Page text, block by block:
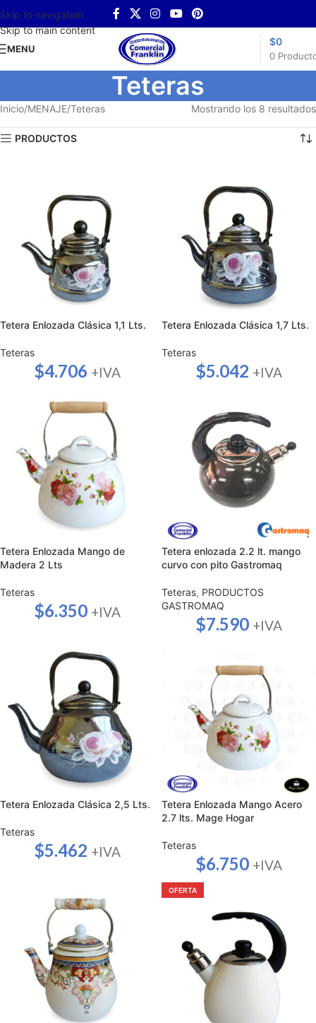
Skip to navigation
Skip to main content
MENU
0
$0
Teteras
Inicio MENAJE Teteras Mostrando los 8 resultados
PRODUCTOS
Tetera Enlozada Clásica 1,1 Lts.
Teteras
$4.706 +IVA
Tetera Enlozada Clásica 1,7 Lts.
Teteras
$5.042 +IVA
Tetera Enlozada Mango de
Madera 2 Lts
Teteras
$6.350 +IVA
Tetera enlozada 2.2 lt. mango
curvo con pito Gastromaq
Teteras, PRODUCTOS
GASTROMAQ
$7.590 +IVA
Tetera Enlozada Clásica 2,5 Lts.
Teteras
$5.462 +IVA
Tetera Enlozada Mango Acero
2.7 lts. Mage Hogar
Teteras
$6.750 +IVA
OFERTA